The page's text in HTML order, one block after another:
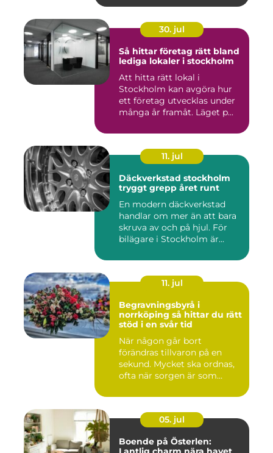
30. jul
Så hittar företag rätt bland
lediga lokaler i stockholm
Att hitta rätt lokal i
Stockholm kan avgöra hur
ett företag utvecklas under
många år framåt. Läget p...
11. jul
Däckverkstad stockholm
tryggt grepp året runt
En modern däckverkstad
handlar om mer än att bara
skruva av och på hjul. För
bilägare i Stockholm är...
11. jul
Begravningsbyrå i
norrköping så hittar du rätt
stöd i en svår tid
När någon går bort
förändras tillvaron på en
sekund. Mycket ska ordnas,
ofta när sorgen är som
05. jul
Boende på Österlen: